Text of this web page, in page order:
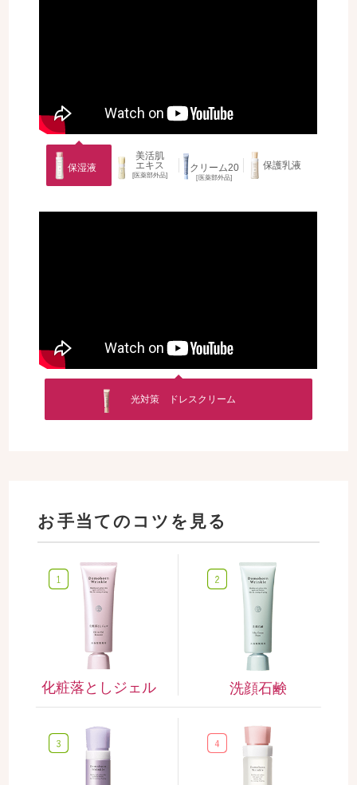
保湿液
美活肌
エキス
[医薬部外品]
クリーム20
[医薬部外品]
保護乳液
光対策 ドレスクリーム
お手当てのコツを見る
化粧落としジェル 洗顔石鹸